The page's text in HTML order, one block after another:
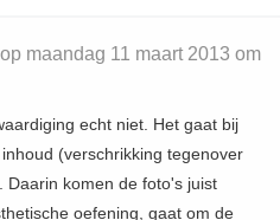
maandag 11 maart 2013 om
echt niet. Het gaat bij
(verschrikking tegenover
komen de foto's juist
oefening, gaat om de